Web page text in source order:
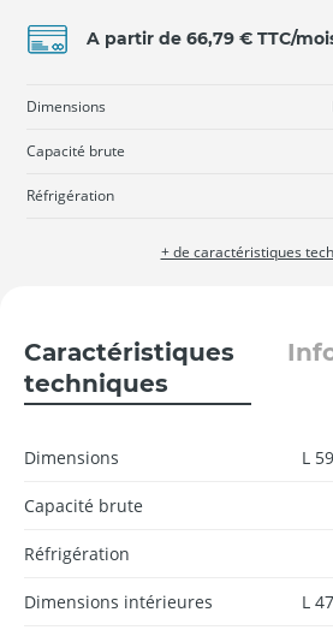
A partir de 66,79 € TTC/
Dimensions
Capacité brute
Réfrigération
+ de caractéristiques
Caractéristiques
techniques
Dimensions L
Capacité brute
Réfrigération
Dimensions intérieures L